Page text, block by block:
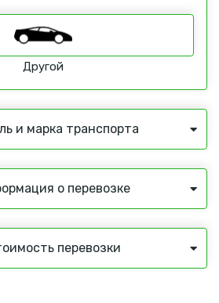
Другой
и марка транспорта
о перевозке
перевозки